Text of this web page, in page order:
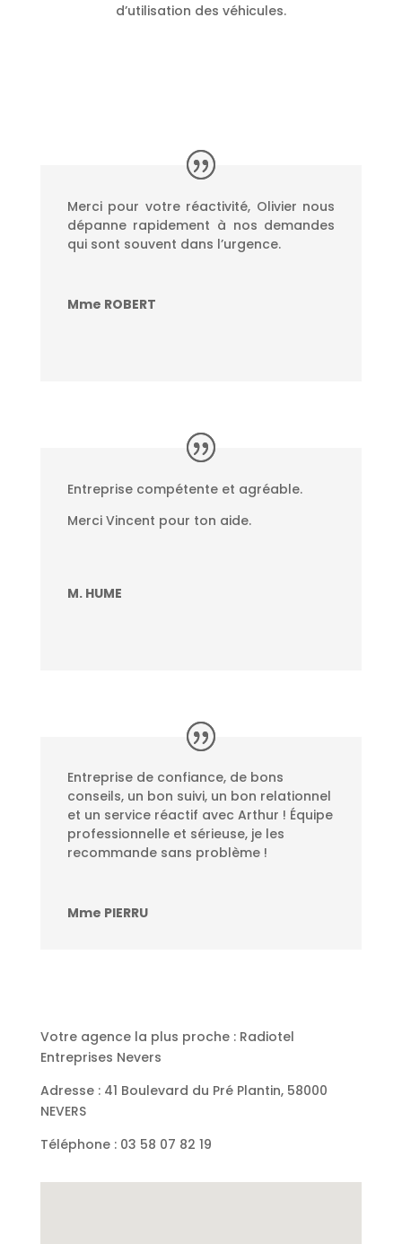
d’utilisation des véhicules.
Merci pour votre réactivité, Olivier nous
dépanne rapidement à nos demandes
qui sont souvent dans l’urgence.
Mme ROBERT
Entreprise compétente et agréable.
Merci Vincent pour ton aide.
M. HUME
Entreprise de confiance, de bons
conseils, un bon suivi, un bon relationnel
et un service réactif avec Arthur ! Équipe
professionnelle et sérieuse, je les
recommande sans problème !
Mme PIERRU
Votre agence la plus proche : Radiotel
Entreprises Nevers
Adresse : 41 Boulevard du Pré Plantin, 58000
NEVERS
Téléphone : 03 58 07 82 19